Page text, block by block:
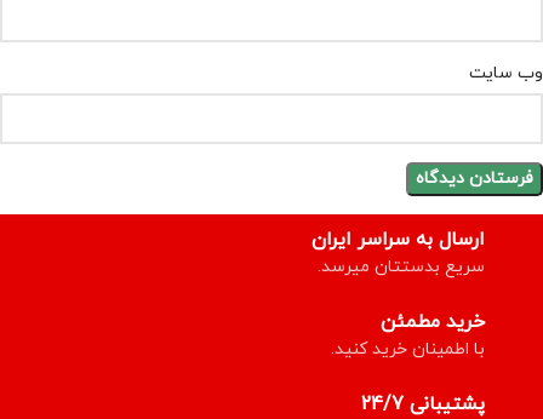
وب‌ سایت
ارسال به سراسر ایران
سریع بدستتان میرسد.
خرید مطمئن
با اطمینان خرید کنید.
پشتیبانی 24/7